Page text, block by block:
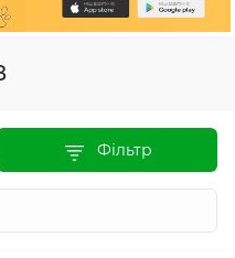
Фільтр